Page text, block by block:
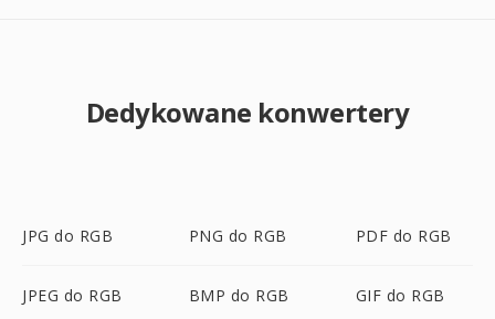
Dedykowane konwertery
JPG do RGB PNG do RGB PDF do RGB
JPEG do RGB BMP do RGB GIF do RGB